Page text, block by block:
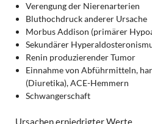
Verengung der Nierenarterien
Bluthochdruck anderer Ursache
Morbus Addison (primärer
Sekundärer
Renin produzierender Tumor
Einnahme von Abführmitteln,
(Diuretika), ACE-Hemmern
Schwangerschaft
Ursachen erniedrigter Werte